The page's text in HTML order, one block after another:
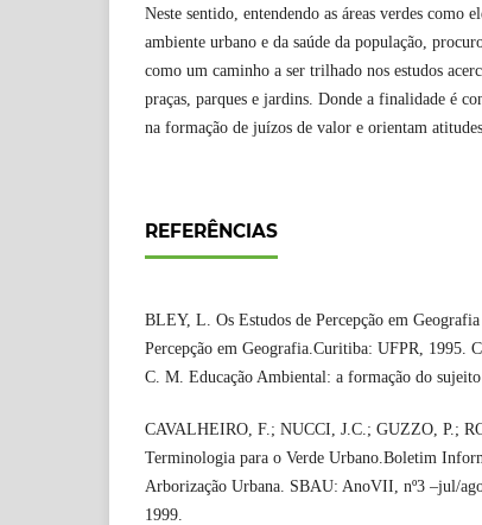
Neste sentido, entendendo as áreas verdes como
ambiente urbano e da saúde da população,
como um caminho a ser trilhado nos estudos
praças, parques e jardins. Donde a finalidade é
na formação de juízos de valor e orientam atitudes
REFERÊNCIAS
BLEY, L. Os Estudos de Percepção em
Percepção em Geografia.Curitiba: UFPR, 1995.
C. M. Educação Ambiental: a formação do
CAVALHEIRO, F.; NUCCI, J.C.; GUZZO, P.;
Terminologia para o Verde Urbano.Boletim
Arborização Urbana. SBAU: AnoVII, nº3 –jul/
1999.